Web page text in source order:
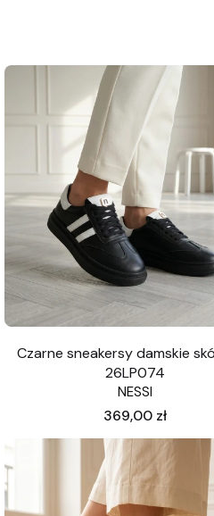
Czarne sneakersy damskie
26LP074
NESSI
Cena
369,00 zł